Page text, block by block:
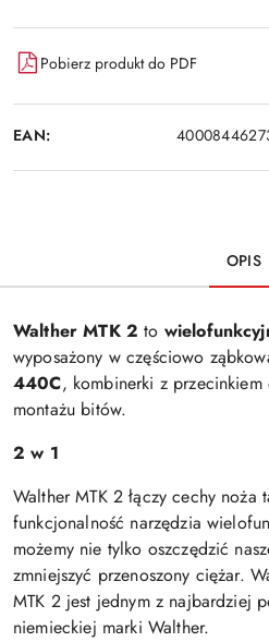
Pobierz produkt do PDF
EAN:
OPIS
Walther MTK 2 to
wyposażony w częściowo
440C, kombinerki z
montażu bitów.
2 w 1
Walther MTK 2 łączy cechy noża
funkcjonalność narzędzia
możemy nie tylko oszczędzić
zmniejszyć przenoszony ciężar.
MTK 2 jest jednym z najbardziej
niemieckiej marki Walther.